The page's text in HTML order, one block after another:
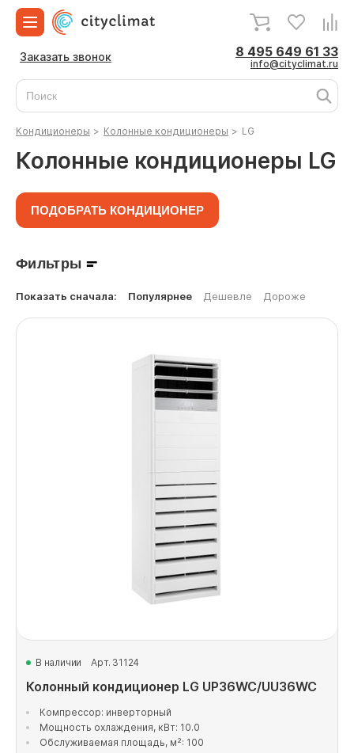
Заказать звонок 8 495 649 61 33
info@cityclimat.ru
Кондиционеры > Колонные кондиционеры > LG
Колонные кондиционеры LG
ПОДОБРАТЬ КОНДИЦИОНЕР
Фильтры
Показать сначала: Популярнее Дешевле Дороже
В наличии Арт. 31124
Колонный кондиционер LG UP36WC/UU36WC
Компрессор: инверторный
Мощность охлаждения, кВт: 10.0
Обслуживаемая площадь, м²: 100